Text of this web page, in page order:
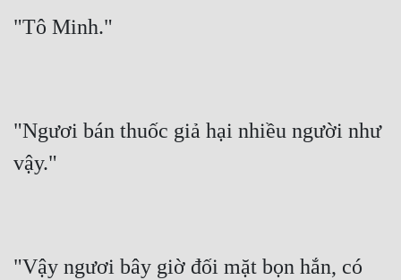
"Tô Minh."
"Ngươi bán thuốc giả hại nhiều người như
vậy."
"Vậy ngươi bây giờ đối mặt bọn hắn, có